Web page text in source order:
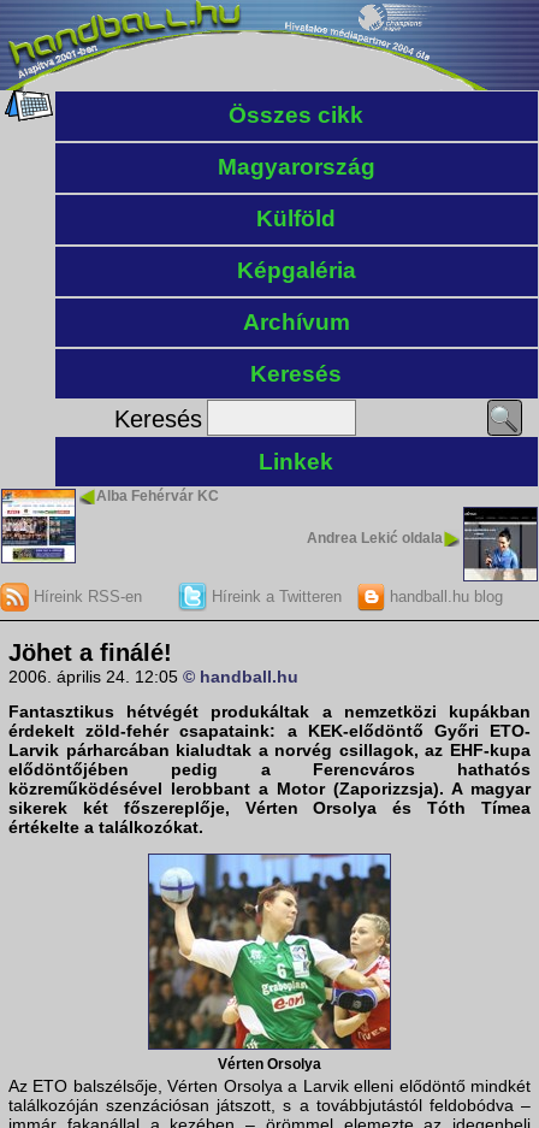
Összes cikk
Magyarország
Külföld
Képgaléria
Archívum
Keresés
Keresés
Linkek
Alba Fehérvár KC
Andrea Lekić oldala
Híreink RSS-en Híreink a Twitteren handball.hu blog
Jöhet a finálé!
2006. április 24. 12:05 © handball.hu
Fantasztikus hétvégét produkáltak a nemzetközi kupákban
érdekelt zöld-fehér csapataink: a KEK-elődöntő Győri ETO-
Larvik párharcában kialudtak a norvég csillagok, az EHF-kupa
elődöntőjében pedig a Ferencváros hathatós
közreműködésével lerobbant a Motor (Zaporizzsja). A magyar
sikerek két főszereplője, Vérten Orsolya ésTóth Tímea
értékelte a találkozókat.
Vérten Orsolya
Az ETO balszélsője, Vérten Orsolya a Larvik elleni elődöntő mindkét
találkozóján szenzációsan játszott, s a továbbjutástól feldobódva –